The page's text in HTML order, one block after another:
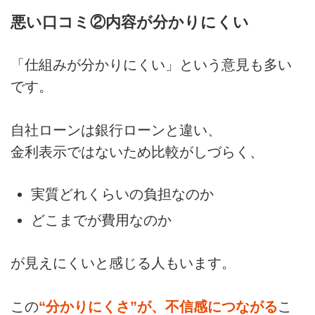
悪い口コミ②内容が分かりにくい
「仕組みが分かりにくい」という意見も多い
です。
自社ローンは銀行ローンと違い、
金利表示ではないため比較がしづらく、
実質どれくらいの負担なのか
どこまでが費用なのか
が見えにくいと感じる人もいます。
この“分かりにくさ”が、不信感につながるこ